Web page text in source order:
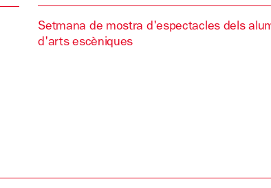
Setmana de mostra d'espectacles dels
d'arts escèniques